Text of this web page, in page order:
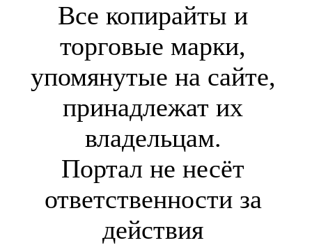
Все копирайты и
торговые марки,
упомянутые на сайте,
принадлежат их
владельцам.
Портал не несёт
ответственности за
действия